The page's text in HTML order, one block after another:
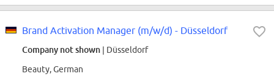
Brand Activation Manager (m/w/d) - Düsseldorf
Company not shown | Düsseldorf
Beauty, German